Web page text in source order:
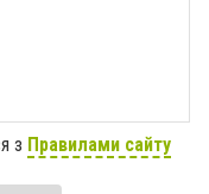
з Правилами сайту